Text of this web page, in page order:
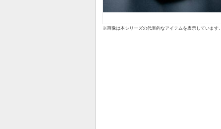
※画像は本シリーズの代表的なアイテムを表示しています。